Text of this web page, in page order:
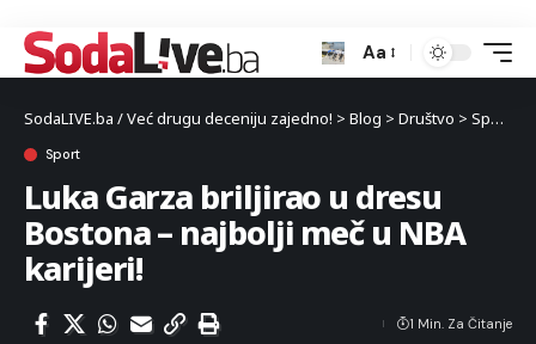
Aa
SodaLIVE.ba / Već drugu deceniju zajedno! > Blog > Društvo > Sport
Sport
Luka Garza briljirao u dresu
Bostona – najbolji meč u NBA
karijeri!
1 Min. Za Čitanje